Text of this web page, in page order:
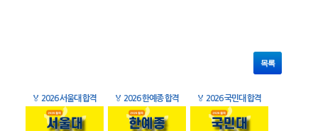
목록
🏅 2026 서울대 합격 🏅 2026 한예종 합격 🏅 2026 국민대 합격